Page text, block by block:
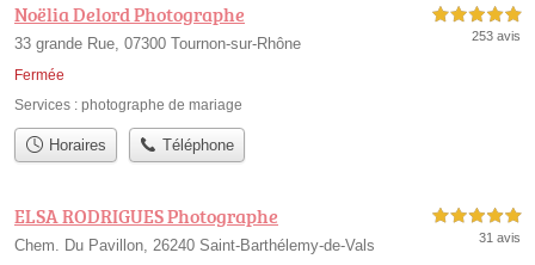
Noëlia Delord Photographe
33 grande Rue, 07300 Tournon-sur-Rhône
Fermée
5,0 étoiles sur 5
253 avis
Services : photographe de mariage
Horaires Téléphone
ELSA RODRIGUES Photographe
Chem. Du Pavillon, 26240 Saint-Barthélemy-de-Vals
5,0 étoiles sur 5
31 avis